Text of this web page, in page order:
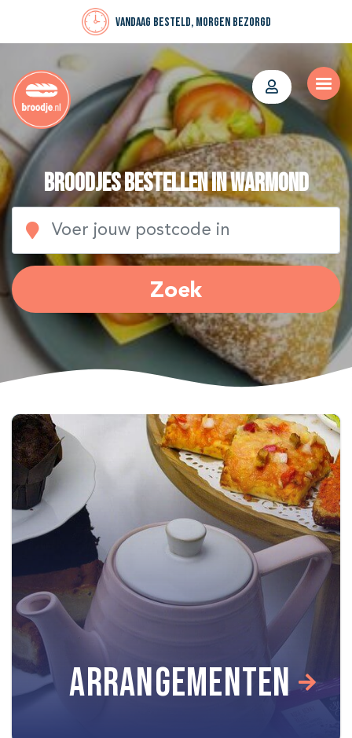
Vandaag besteld, morgen bezorgd
Broodjes bestellen in Warmond
Zoek
ARRANGEMENTEN